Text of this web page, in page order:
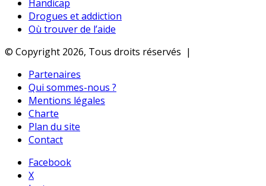
Handicap
Drogues et addiction
Où trouver de l’aide
© Copyright 2026, Tous droits réservés |
Partenaires
Qui sommes-nous ?
Mentions légales
Charte
Plan du site
Contact
Facebook
X